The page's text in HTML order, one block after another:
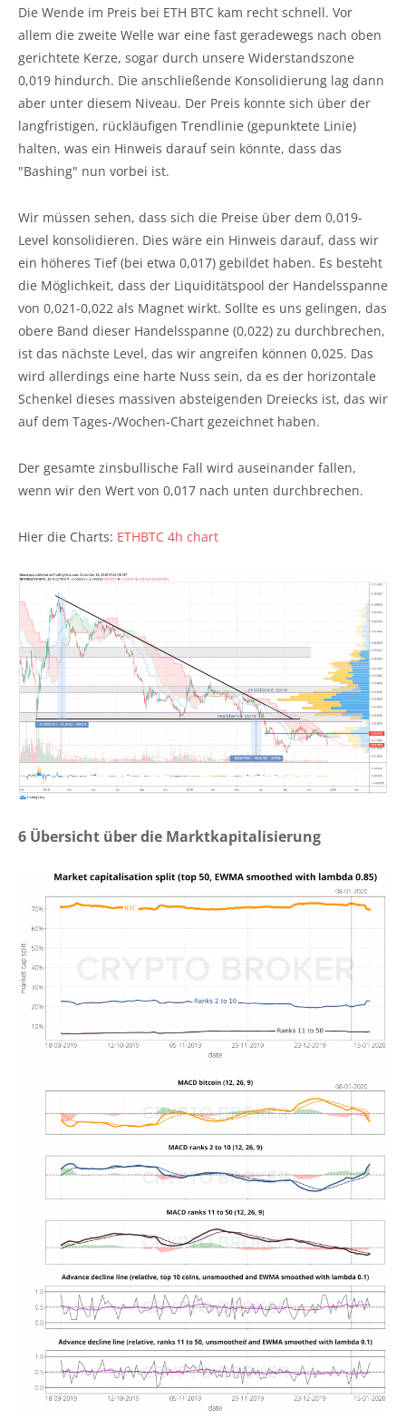
Die Wende im Preis bei ETH BTC kam recht schnell. Vor
allem die zweite Welle war eine fast geradewegs nach oben
gerichtete Kerze, sogar durch unsere Widerstandszone
0,019 hindurch. Die anschließende Konsolidierung lag dann
aber unter diesem Niveau. Der Preis konnte sich über der
langfristigen, rückläufigen Trendlinie (gepunktete Linie)
halten, was ein Hinweis darauf sein könnte, dass das
"Bashing" nun vorbei ist.
Wir müssen sehen, dass sich die Preise über dem 0,019-
Level konsolidieren. Dies wäre ein Hinweis darauf, dass wir
ein höheres Tief (bei etwa 0,017) gebildet haben. Es besteht
die Möglichkeit, dass der Liquiditätspool der Handelsspanne
von 0,021-0,022 als Magnet wirkt. Sollte es uns gelingen, das
obere Band dieser Handelsspanne (0,022) zu durchbrechen,
ist das nächste Level, das wir angreifen können 0,025. Das
wird allerdings eine harte Nuss sein, da es der horizontale
Schenkel dieses massiven absteigenden Dreiecks ist, das wir
auf dem Tages-/Wochen-Chart gezeichnet haben.
Der gesamte zinsbullische Fall wird auseinander fallen,
wenn wir den Wert von 0,017 nach unten durchbrechen.
Hier die Charts: ETHBTC 4h chart
6 Übersicht über die Marktkapitalisierung